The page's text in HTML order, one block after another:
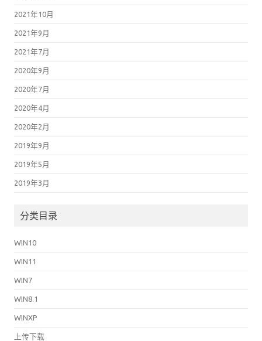
2021年10月
2021年9月
2021年7月
2020年9月
2020年7月
2020年4月
2020年2月
2019年9月
2019年5月
2019年3月
分类目录
WIN10
WIN11
WIN7
WIN8.1
WINXP
上传下载